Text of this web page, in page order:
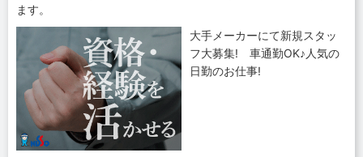
ます。
大手メーカーにて新規スタッ
フ大募集! 車通勤OK♪人気の
日勤のお仕事!